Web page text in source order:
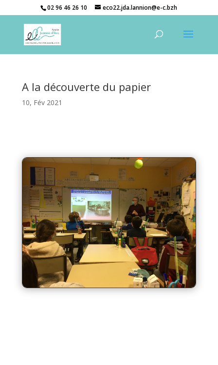
02 96 46 26 10 eco22.jda.lannion@e-c.bzh
A la découverte du papier
10, Fév 2021